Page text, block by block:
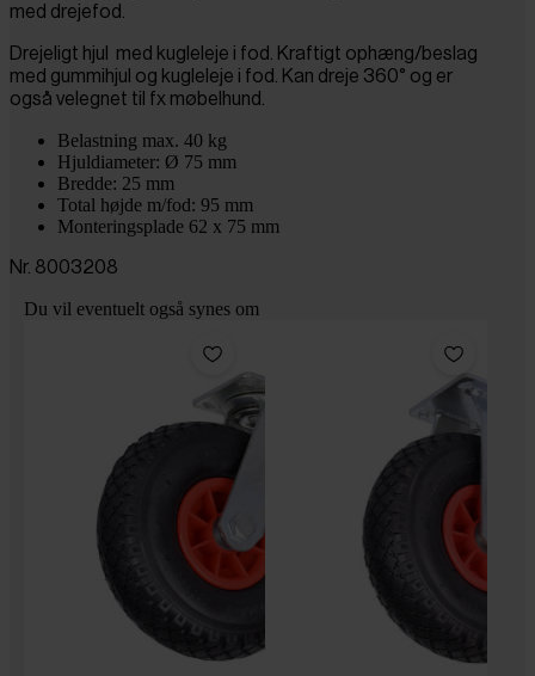
med drejefod.
Drejeligt hjul med kugleleje i fod. Kraftigt ophæng/beslag
med gummihjul og kugleleje i fod. Kan dreje 360° og er
også velegnet til fx møbelhund.
Belastning max. 40 kg
Hjuldiameter: Ø 75 mm
Bredde: 25 mm
Total højde m/fod: 95 mm
Monteringsplade 62 x 75 mm
Nr. 8003208
Du vil eventuelt også synes om